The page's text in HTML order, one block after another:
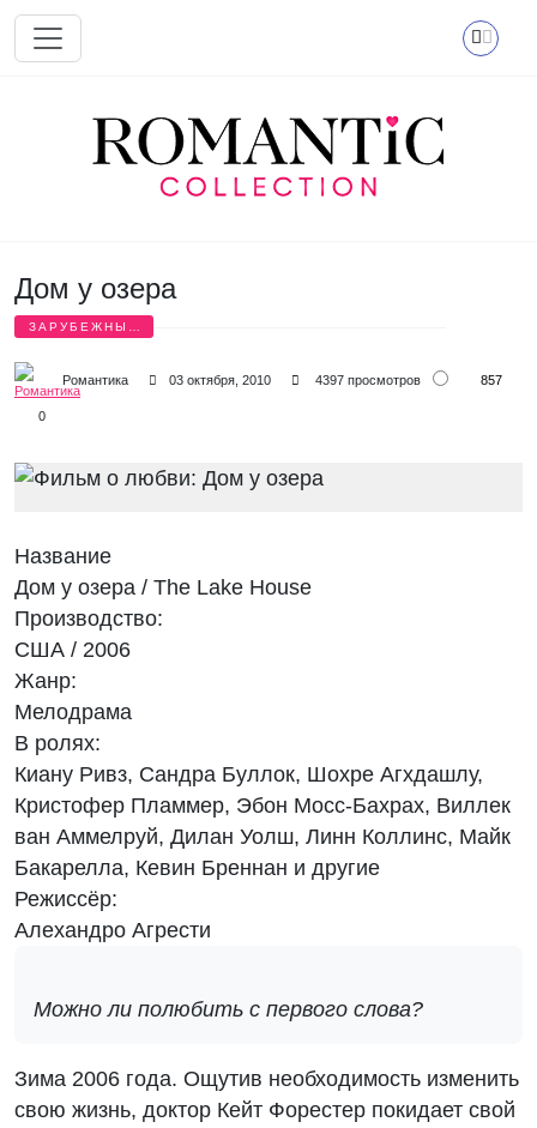
Перейти к основному содержанию
Дом у озера
ЗАРУБЕЖНЫЕ
Романтика 03 октября, 2010 4397 просмотров 857
0
Название
Дом у озера / The Lake House
Производство:
США / 2006
Жанр:
Мелодрама
В ролях:
Киану Ривз, Сандра Буллок, Шохре Агхдашлу,
Кристофер Пламмер, Эбон Мосс-Бахрах, Виллек
ван Аммелруй, Дилан Уолш, Линн Коллинс, Майк
Бакарелла, Кевин Бреннан и другие
Режиссёр:
Алехандро Агрести
Можно ли полюбить с первого слова?
Зима 2006 года. Ощутив необходимость изменить
свою жизнь, доктор Кейт Форестер покидает свой